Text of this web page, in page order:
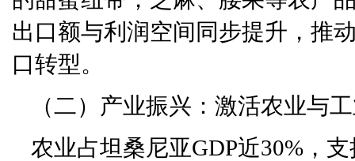
出口额与利润空间同步提升，推
口转型。
（二）产业振兴：激活农业与
农业占坦桑尼亚GDP近30%，